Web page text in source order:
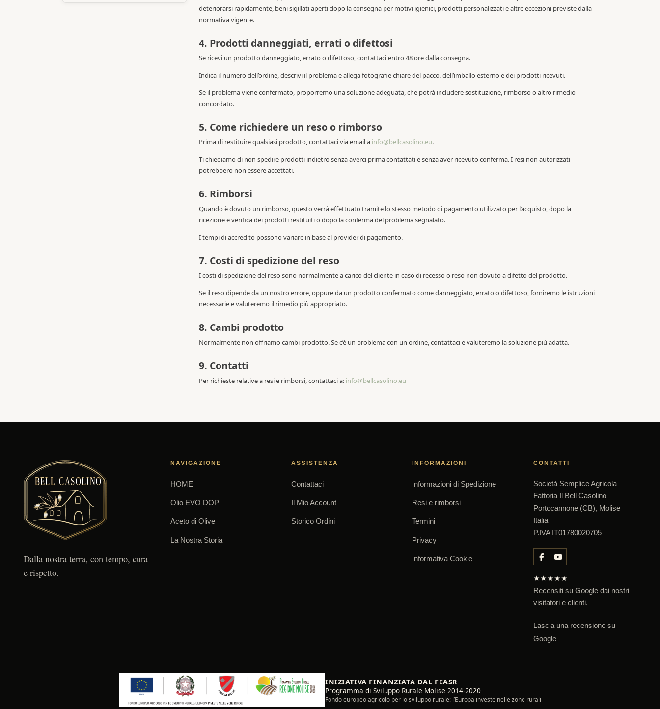
deteriorarsi rapidamente, beni sigillati aperti dopo la consegna per motivi igienici, prodotti personalizzati e altre eccezioni previste dalla
normativa vigente.
4. Prodotti danneggiati, errati o difettosi
Se ricevi un prodotto danneggiato, errato o difettoso, contattaci entro 48 ore dalla consegna.
Indica il numero dell’ordine, descrivi il problema e allega fotografie chiare del pacco, dell’imballo esterno e dei prodotti ricevuti.
Se il problema viene confermato, proporremo una soluzione adeguata, che potrà includere sostituzione, rimborso o altro rimedio
concordato.
5. Come richiedere un reso o rimborso
Prima di restituire qualsiasi prodotto, contattaci via email a info@bellcasolino.eu.
Ti chiediamo di non spedire prodotti indietro senza averci prima contattati e senza aver ricevuto conferma. I resi non autorizzati
potrebbero non essere accettati.
6. Rimborsi
Quando è dovuto un rimborso, questo verrà effettuato tramite lo stesso metodo di pagamento utilizzato per l’acquisto, dopo la
ricezione e verifica dei prodotti restituiti o dopo la conferma del problema segnalato.
I tempi di accredito possono variare in base al provider di pagamento.
7. Costi di spedizione del reso
I costi di spedizione del reso sono normalmente a carico del cliente in caso di recesso o reso non dovuto a difetto del prodotto.
Se il reso dipende da un nostro errore, oppure da un prodotto confermato come danneggiato, errato o difettoso, forniremo le istruzioni
necessarie e valuteremo il rimedio più appropriato.
8. Cambi prodotto
Normalmente non offriamo cambi prodotto. Se c’è un problema con un ordine, contattaci e valuteremo la soluzione più adatta.
9. Contatti
Per richieste relative a resi e rimborsi, contattaci a: info@bellcasolino.eu
Dalla nostra terra, con tempo, cura
e rispetto.
NAVIGAZIONE
HOME
Olio EVO DOP
Aceto di Olive
La Nostra Storia
ASSISTENZA
Contattaci
Il Mio Account
Storico Ordini
INFORMAZIONI
Informazioni di Spedizione
Resi e rimborsi
Termini
Privacy
Informativa Cookie
CONTATTI
Società Semplice Agricola
Fattoria Il Bell Casolino
Portocannone (CB), Molise
Italia
P.IVA IT01780020705
★★★★★
Recensiti su Google dai nostri
visitatori e clienti.
Lascia una recensione su
Google
INIZIATIVA FINANZIATA DAL FEASR
Programma di Sviluppo Rurale Molise 2014-2020
Fondo europeo agricolo per lo sviluppo rurale: l’Europa investe nelle zone rurali